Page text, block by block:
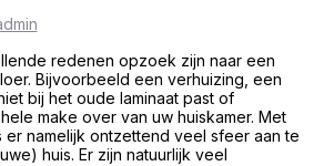
redenen opzoek zijn naar een
Bijvoorbeeld een verhuizing, een
bij het oude laminaat past of
make over van uw huiskamer. Met
namelijk ontzettend veel sfeer aan te
huis. Er zijn natuurlijk veel